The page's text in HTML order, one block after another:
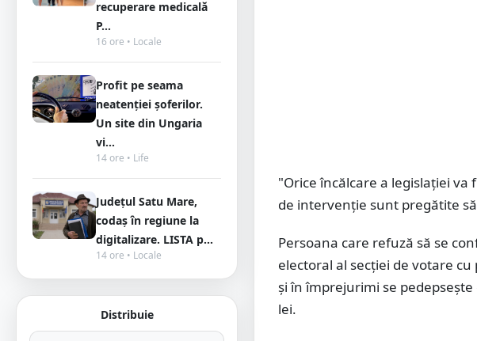
recuperare medicală
P...
16 ore • Locale
Profit pe seama
neatenției șoferilor.
Un site din Ungaria
vi...
14 ore • Life
Județul Satu Mare,
codaș în regiune la
digitalizare. LISTA p...
14 ore • Locale
Distribuie
"Orice încălcare a legislației
de intervenție sunt pregătite
Persoana care refuză să se
electoral al secţiei de votare
şi în împrejurimi se
lei.